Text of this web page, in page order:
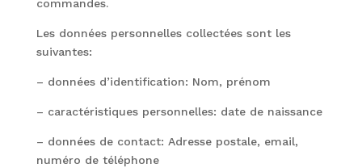
commandes.
Les données personnelles collectées sont les
suivantes:
– données d’identification: Nom, prénom
– caractéristiques personnelles: date de naissance
– données de contact: Adresse postale, email,
numéro de téléphone